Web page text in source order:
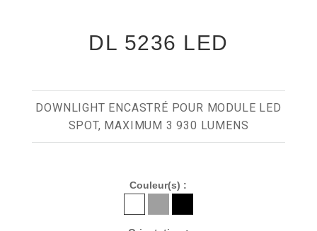
DL 5236 LED
DOWNLIGHT ENCASTRÉ POUR MODULE LED
SPOT, MAXIMUM 3 930 LUMENS
Couleur(s) :